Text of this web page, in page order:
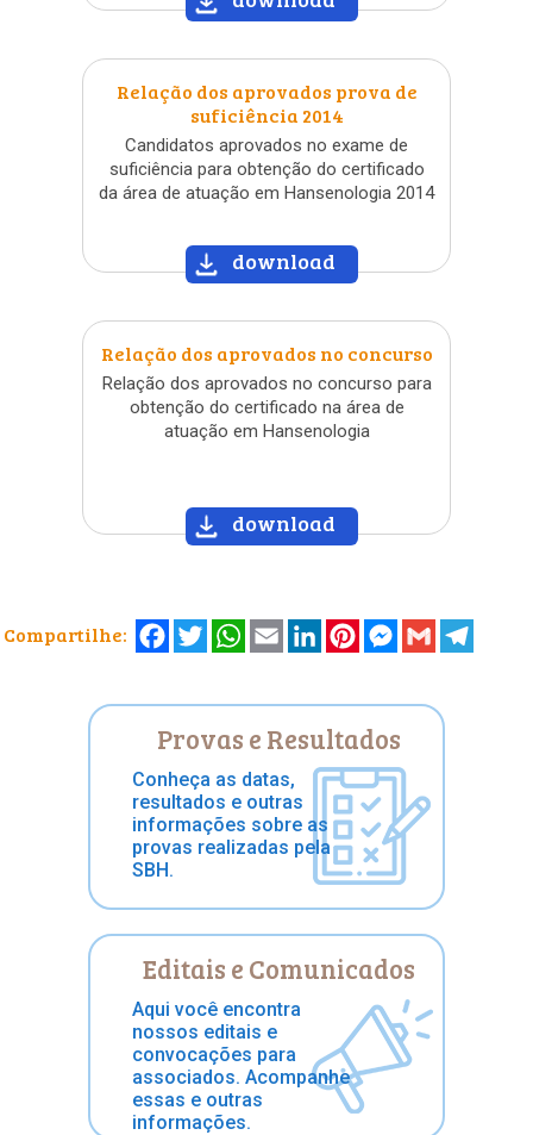
»
Relação dos aprovados prova de
suficiência 2014
download
»
Candidatos aprovados no exame de
suficiência para obtenção do certificado
da área de atuação em Hansenologia 2014
Relação dos aprovados no concurso
download
»
Relação dos aprovados no concurso para
obtenção do certificado na área de
atuação em Hansenologia
Compartilhe: FacebookTwitterWhatsApp
Email LinkedInPinterestMessenger
Gmail
Provas e Resultados
Conheça as datas,
resultados e outras
informações sobre as
provas realizadas pela
SBH.
Editais e Comunicados
Aqui você encontra
nossos editais e
convocações para
associados. Acompanhe
essas e outras
informações.